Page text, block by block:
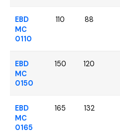
EBD
MC
0110
110 88
EBD
MC
0150
150 120
EBD
MC
0165
165 132